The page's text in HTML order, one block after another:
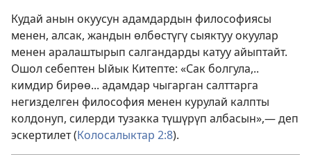
Кудай анын окуусун адамдардын философиясы
менен, алсак, жандын өлбөстүгү сыяктуу окуулар
менен аралаштырып салгандарды катуу айыптайт.
Ошол себептен Ыйык Китепте: «Сак болгула,..
кимдир бирөө... адамдар чыгарган салттарга
негизделген философия менен курулай калпты
колдонуп, силерди тузакка түшүрүп албасын»,— деп
эскертилет (Колосалыктар 2:8).